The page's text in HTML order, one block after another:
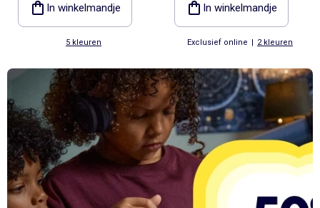
In winkelmandje
5 kleuren
In winkelmandje
Exclusief online | 2 kleuren